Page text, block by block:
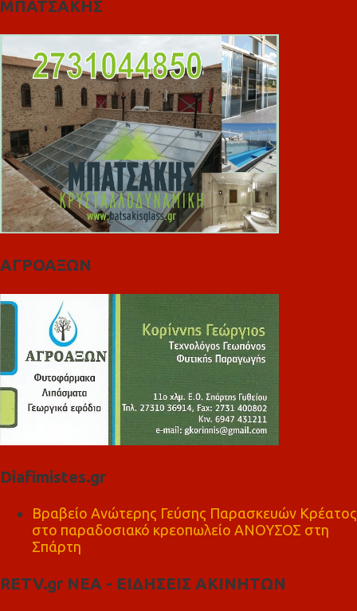
ΜΠΑΤΣΑΚΗΣ
ΑΓΡΟΑΞΩΝ
Diafimistes.gr
Βραβείο Ανώτερης Γεύσης Παρασκευών Κρέατος
στο παραδοσιακό κρεοπωλείο ΑΝΟΥΣΟΣ στη
Σπάρτη
RETV.gr ΝΕΑ - ΕΙΔΗΣΕΙΣ ΑΚΙΝΗΤΩΝ